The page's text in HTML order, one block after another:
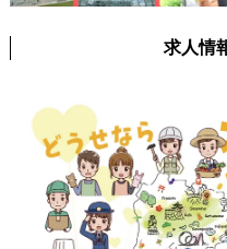
求人情